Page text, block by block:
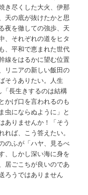
き尽くした大火、伊那
天の底が抜けたかと思
夜を徹しての強歩、天
、それぞれの道をヒタ
、平和で恵まれた世代
線をはるかに望む位置
リニアの新しい飯田の
そうありたい。人生
長生きするのは結構
かげ口を言われるのも
虫にならぬように」と
ありませんか！「そう
ば、こう答えたい。
のふが「ハヤ、見るべ
、しかし深い海に身を
居ごこちが良いのであ
ろうではありません